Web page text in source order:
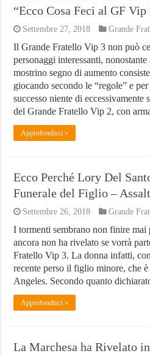
“Ecco Cosa Feci al GF
Settembre 27, 2018 Grande
Il Grande Fratello Vip 3 non può
personaggi interessanti,
mostrino segno di aumento
giocando secondo le “regole” e
successo niente di eccessivamente
del Grande Fratello Vip 2, con
Approfondisci »
Ecco Perché Lory Del
Funerale del Figlio –
Settembre 26, 2018 Grande
I tormenti sembrano non finire
ancora non ha rivelato se vorrà
Fratello Vip 3. La donna infatti,
recente perso il figlio minore, che
Angeles. Secondo quanto
Approfondisci »
La Marchesa ha Rivelato